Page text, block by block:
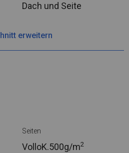
Dach und Seite
erweitern
Seiten
VolloK.500g/m2